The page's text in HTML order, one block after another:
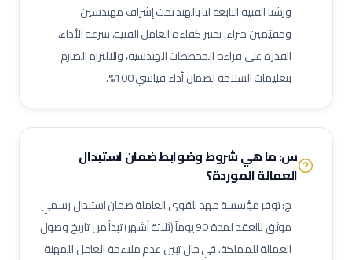
فني غلايات مياه
فني تبريد
فني عزل أنابيب وقنوات
فني أنظمة تحكم وآلات دقيقة
فني أنظمة تكييف متغير التدفق (VRF)
فني وحدات مناولة هواء (AHU)
فني وحدات ملف ومروحة (FCU)
فني أشعة
فني أشعة مقطعية
أخصائي تخاطب ونطق
فني تخدير
فني أسنان
أخصائي صحة فم وأسنان
فني بصريات / عيون
فني قسطرة وقلب
ورشنا الفنية التابعة لنا بالهند تحت إشراف مهندسين
ومقيّمين خبراء. نختبر كفاءة العامل الفنية، سرعة الأداء،
القدرة على قراءة المخططات الهندسية، والالتزام الصارم
بتعليمات السلامة لضمان أداء قياسي 100%.
س: ما هي شروط وضوابط ضمان استبدال
العمالة الموردة؟
ج: توفر مؤسسة مهد للقوى العاملة ضمان استبدال رسمي
موثق بالعقد لمدة 90 يوماً (ثلاثة أشهر) تبدأ من تاريخ وصول
العمالة للمملكة. في حال تبين عدم ملاءمة العامل للمهنة